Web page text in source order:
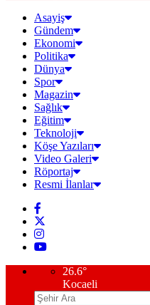
Asayiş
Gündem
Ekonomi
Politika
Dünya
Spor
Magazin
Sağlık
Eğitim
Teknoloji
Köşe Yazıları
Video Galeri
Röportaj
Resmi İlanlar
26.6°
Kocaeli